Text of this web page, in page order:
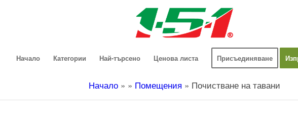
Начало Категории Най-търсено Ценова листа Присъединяване
Начало » » Помещения » Почистване на тавани